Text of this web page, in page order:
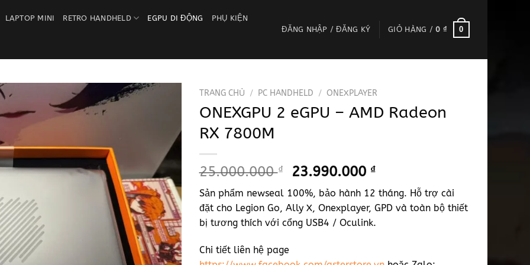
LAPTOP MINI RETRO HANDHELD EGPU DI ĐỘNG PHỤ KIỆN
ĐĂNG NHẬP / ĐĂNG KÝ GIỎ HÀNG /0 ₫ 0
TRANG CHỦ / PC HANDHELD / ONEXPLAYER
ONEXGPU 2 eGPU – AMD Radeon
RX 7800M
25.000.000₫
Giá
gốc
là:
25.000.000 ₫.
23.990.000 ₫Giá
hiện
tại
là:
23.990.000 ₫.
Sản phẩm newseal 100%, bảo hành 12 tháng. Hỗ trợ cài
đặt cho Legion Go, Ally X, Onexplayer, GPD và toàn bộ thiết
bị tương thích với cổng USB4 / Oculink.
Chi tiết liên hệ page